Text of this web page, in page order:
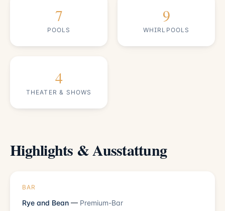
7
POOLS
9
WHIRLPOOLS
4
THEATER & SHOWS
Highlights & Ausstattung
BAR
Rye and Bean — Premium-Bar